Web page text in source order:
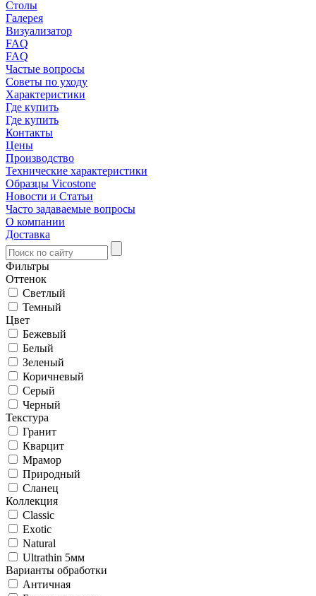
Столы
Галерея
Визуализатор
FAQ
FAQ
Частые вопросы
Советы по уходу
Характеристики
Где купить
Где купить
Контакты
Цены
Производство
Технические характеристики
Образцы Vicostone
Новости и Статьи
Часто задаваемые вопросы
О компании
Доставка
Фильтры
Оттенок
Светлый
Темный
Цвет
Бежевый
Белый
Зеленый
Коричневый
Серый
Черный
Текстура
Гранит
Кварцит
Мрамор
Природный
Сланец
Коллекция
Classic
Exotic
Natural
Ultrathin 5мм
Варианты обработки
Античная